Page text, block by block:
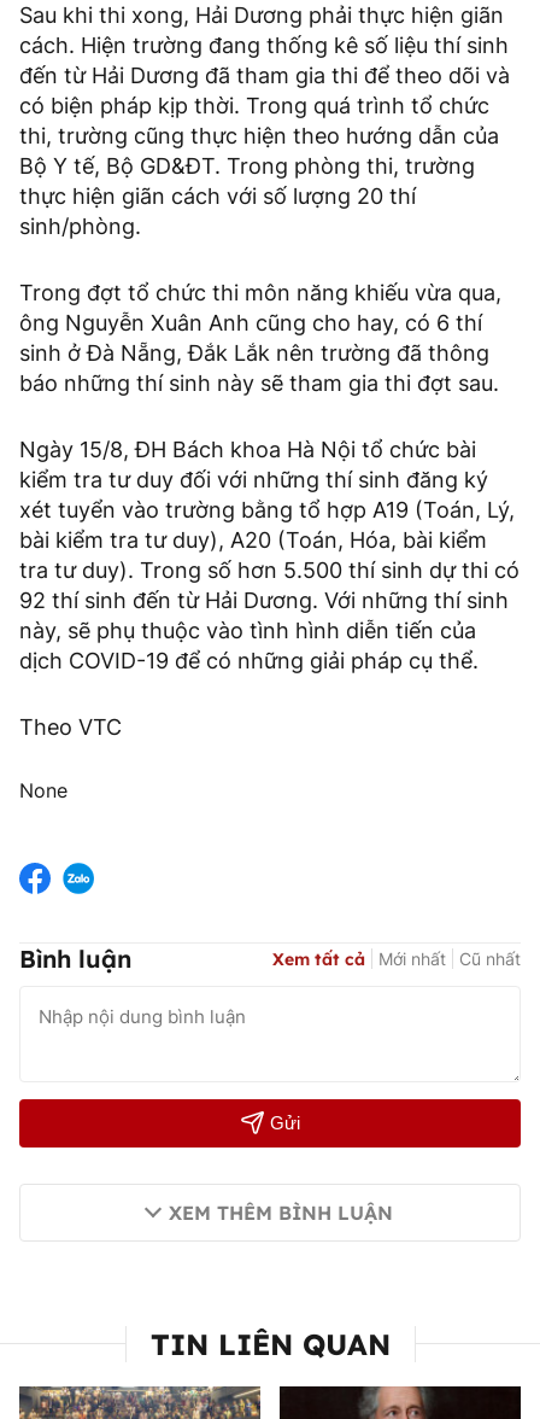
Sau khi thi xong, Hải Dương phải thực hiện giãn
cách. Hiện trường đang thống kê số liệu thí sinh
đến từ Hải Dương đã tham gia thi để theo dõi và
có biện pháp kịp thời. Trong quá trình tổ chức
thi, trường cũng thực hiện theo hướng dẫn của
Bộ Y tế, Bộ GD&ĐT. Trong phòng thi, trường
thực hiện giãn cách với số lượng 20 thí
sinh/phòng.
Trong đợt tổ chức thi môn năng khiếu vừa qua,
ông Nguyễn Xuân Anh cũng cho hay, có 6 thí
sinh ở Đà Nẵng, Đắk Lắk nên trường đã thông
báo những thí sinh này sẽ tham gia thi đợt sau.
Ngày 15/8, ĐH Bách khoa Hà Nội tổ chức bài
kiểm tra tư duy đối với những thí sinh đăng ký
xét tuyển vào trường bằng tổ hợp A19 (Toán, Lý,
bài kiểm tra tư duy), A20 (Toán, Hóa, bài kiểm
tra tư duy). Trong số hơn 5.500 thí sinh dự thi có
92 thí sinh đến từ Hải Dương. Với những thí sinh
này, sẽ phụ thuộc vào tình hình diễn tiến của
dịch COVID-19 để có những giải pháp cụ thể.
Theo VTC
None
Bình luận Xem tất cả Mới nhất Cũ nhất
Gửi
XEM THÊM BÌNH LUẬN
TIN LIÊN QUAN